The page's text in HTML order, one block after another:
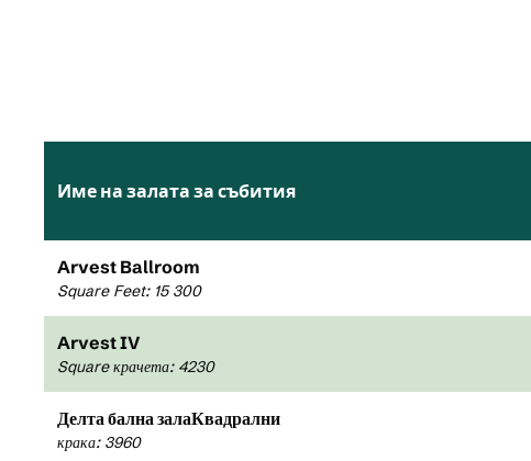
Име на залата за събития
Arvest Ballroom
Square Feet: 15 300
Arvest IV
Square крачета: 4 230
Делта бална залаКвадрални
крака: 3 960